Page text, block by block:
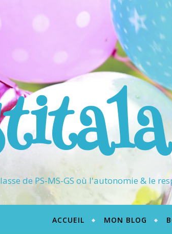
de PS-MS-GS où l'autonomie & le
ACCUEIL MON BLOG